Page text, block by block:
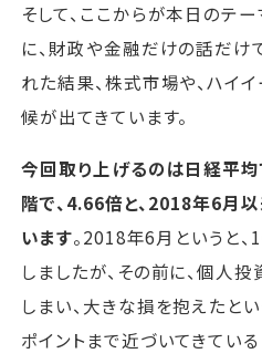
そして、ここからが本日のテ
に、財政や金融だけの話だけ
れた結果、株式市場や、ハイ
候が出てきています。
今回取り上げるのは日経平
階で、4.66倍と、2018年6月
います。2018年6月というと
しましたが、その前に、個人
しまい、大きな損を抱えたと
ポイントまで近づいてきている